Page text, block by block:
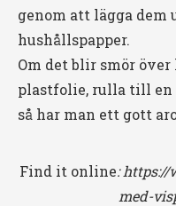
genom att lägga dem
hushållspapper.
Om det blir smör
plastfolie, rulla till en
så har man ett gott
Find it online:https://
med-